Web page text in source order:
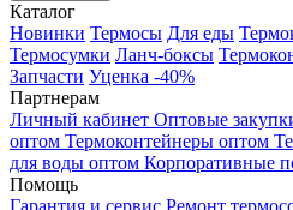
Каталог
Новинки Термосы Для еды
Термосумки Ланч-боксы
Запчасти Уценка -40%
Партнерам
Личный кабинет Оптовые
оптом Термоконтейнеры оптом
для воды оптом Корпоративные
Помощь
Гарантия и сервис Ремонт